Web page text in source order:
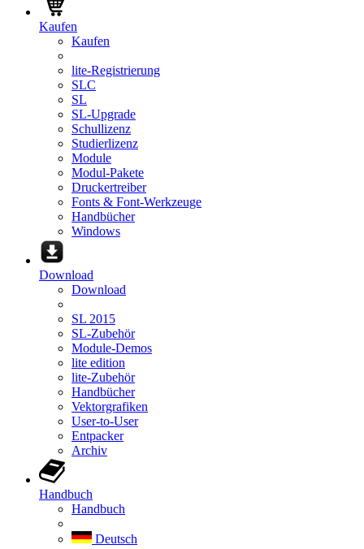
Kaufen
Kaufen
lite-Registrierung
SLC
SL
SL-Upgrade
Schullizenz
Studierlizenz
Module
Modul-Pakete
Druckertreiber
Fonts & Font-Werkzeuge
Handbücher
Windows
Download
Download
SL 2015
SL-Zubehör
Module-Demos
lite edition
lite-Zubehör
Handbücher
Vektorgrafiken
User-to-User
Entpacker
Archiv
Handbuch
Handbuch
Deutsch